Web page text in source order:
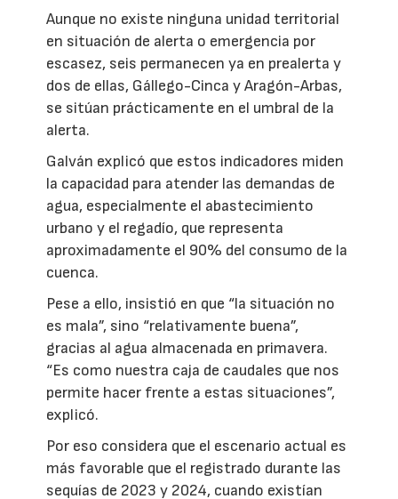
Aunque no existe ninguna unidad territorial
en situación de alerta o emergencia por
escasez, seis permanecen ya en prealerta y
dos de ellas, Gállego-Cinca y Aragón-Arbas,
se sitúan prácticamente en el umbral de la
alerta.
Galván explicó que estos indicadores miden
la capacidad para atender las demandas de
agua, especialmente el abastecimiento
urbano y el regadío, que representa
aproximadamente el 90% del consumo de la
cuenca.
Pese a ello, insistió en que “la situación no
es mala”, sino “relativamente buena”,
gracias al agua almacenada en primavera.
“Es como nuestra caja de caudales que nos
permite hacer frente a estas situaciones”,
explicó.
Por eso considera que el escenario actual es
más favorable que el registrado durante las
sequías de 2023 y 2024, cuando existían